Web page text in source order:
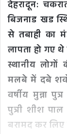
देहरादून:
बिजनाड खड
से तबाही का
लापता हो गए
स्थानीय
मलबे में दबे
वर्षीय मुन्ना
पुत्री शीश
बरामद कर लिए